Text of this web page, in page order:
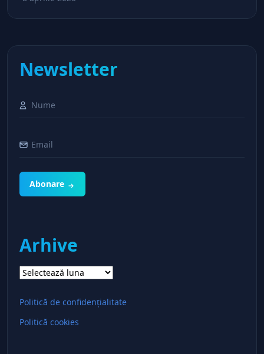
Newsletter
Abonare
Arhive
Arhive
Politică de confidențialitate
Politică cookies